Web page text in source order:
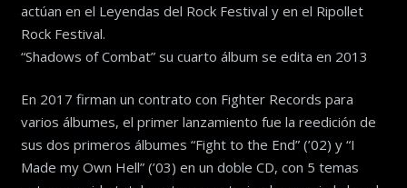
actúan en el Leyendas del Rock Festival y en el Ripollet
Rock Festival.
“Shadows of Combat” su cuarto álbum se edita en 2013
En 2017 firman un contrato con Fighter Records para
varios álbumes, el primer lanzamiento fue la reedición de
sus dos primeros álbumes “Fight to the End” (’02) y “I
Made my Own Hell” (’03) en un doble CD, con 5 temas